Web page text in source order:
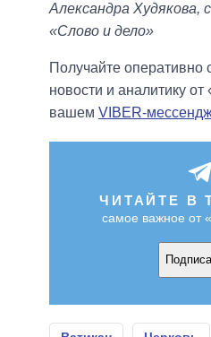
Александра Худякова,
«Слово и дело»
Получайте
новости и аналитику
вашем VIBER-
ЧИТАЙТЕ В
самое важное от